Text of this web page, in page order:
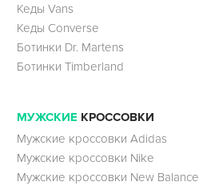
Кеды Vans
Кеды Converse
Ботинки Dr. Martens
Ботинки Timberland
МУЖСКИЕ КРОССОВКИ
Мужские кроссовки Adidas
Мужские кроссовки Nike
Мужские кроссовки New Balance